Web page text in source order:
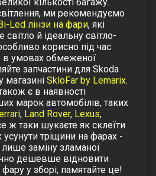
ми рекомендуємо
Led лінзи на фари, які
світло й ідеальну світло-
корисно під час
в умовах обмеженої
запчастини для Skoda
магазині SkloFar by Lemarix.
є в наявності
марок автомобілів, таких
, Land Rover, Lexus,
ж таки шукаєте як склеїти
тріщини на фарах -
заміну зламаної
дешевше відновити
у зборі, памятайте це!